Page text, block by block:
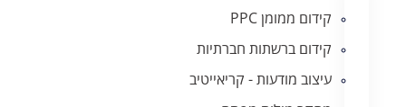
קידום ממומן PPC
קידום ברשתות חברתיות
עיצוב מודעות - קריאייטיב